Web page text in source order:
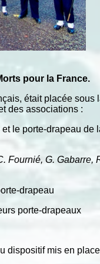
pour la France.
était placée sous
des associations :
le porte-drapeau de
Fournié, G. Gabarre,
drapeau
porte-drapeaux
dispositif mis en place